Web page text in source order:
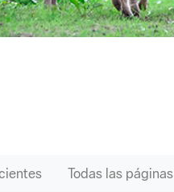
Todas las páginas